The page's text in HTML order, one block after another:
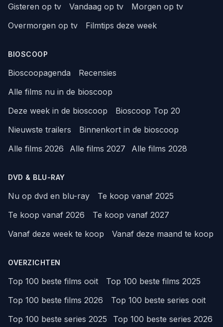
Gisteren op tv Vandaag op tv
Morgen op tv
Overmorgen op tv
Filmtips deze week
BIOSCOOP
Bioscoopagenda
Recensies
Alle films nu in de bioscoop
Deze week in de bioscoop
Bioscoop Top 20
Nieuwste trailers
Binnenkort in de bioscoop
Alle films 2026
Alle films 2027 Alle films 2028
DVD & BLU-RAY
Nu op dvd en blu-ray
Te koop vanaf 2025
Te koop vanaf 2026
Te koop vanaf 2027
Vanaf deze week te koop
Vanaf deze maand te koop
OVERZICHTEN
Top 100 beste films ooit
Top 100 beste films 2025
Top 100 beste films 2026
Top 100 beste series ooit
Top 100 beste series 2025
Top 100 beste series 2026